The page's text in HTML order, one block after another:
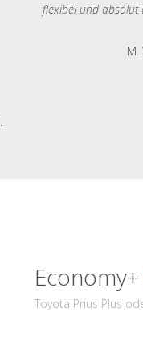
flexibel und absolut
M.
Economy+
Toyota Prius Plus